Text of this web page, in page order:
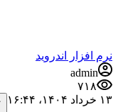
نرم افزار اندروید
admin
۷۱۸
۱۳ خرداد ۱۴۰۴،‏ ۱۶:۴۴